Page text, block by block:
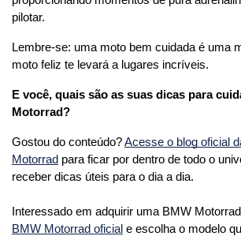
pilotar.
Lembre-se: uma moto bem cuidada é uma
moto feliz te levará a lugares incríveis.
E você, quais são as suas dicas para
Motorrad?
Gostou do conteúdo? Acesse o blog oficial
Motorrad para ficar por dentro de todo o
receber dicas úteis para o dia a dia.
Interessado em adquirir uma BMW
BMW Motorrad oficial e escolha o modelo